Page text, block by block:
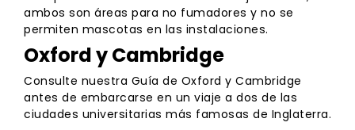
ambos son áreas para no fumadores y no se
permiten mascotas en las instalaciones.
Oxford y Cambridge
Consulte nuestra Guía de Oxford y Cambridge
antes de embarcarse en un viaje a dos de las
ciudades universitarias más famosas de Inglaterra.